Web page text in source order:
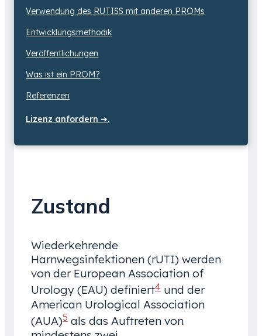
Verwendung des RUTISS mit anderen PROMs
Entwicklungsmethodik
Veröffentlichungen
Was ist ein PROM?
Referenzen
Lizenz anfordern ➜.
Zustand
Wiederkehrende
Harnwegsinfektionen (rUTI) werden
von der European Association of
Urology (EAU) definiert4 und der
American Urological Association
(AUA)5 als das Auftreten von